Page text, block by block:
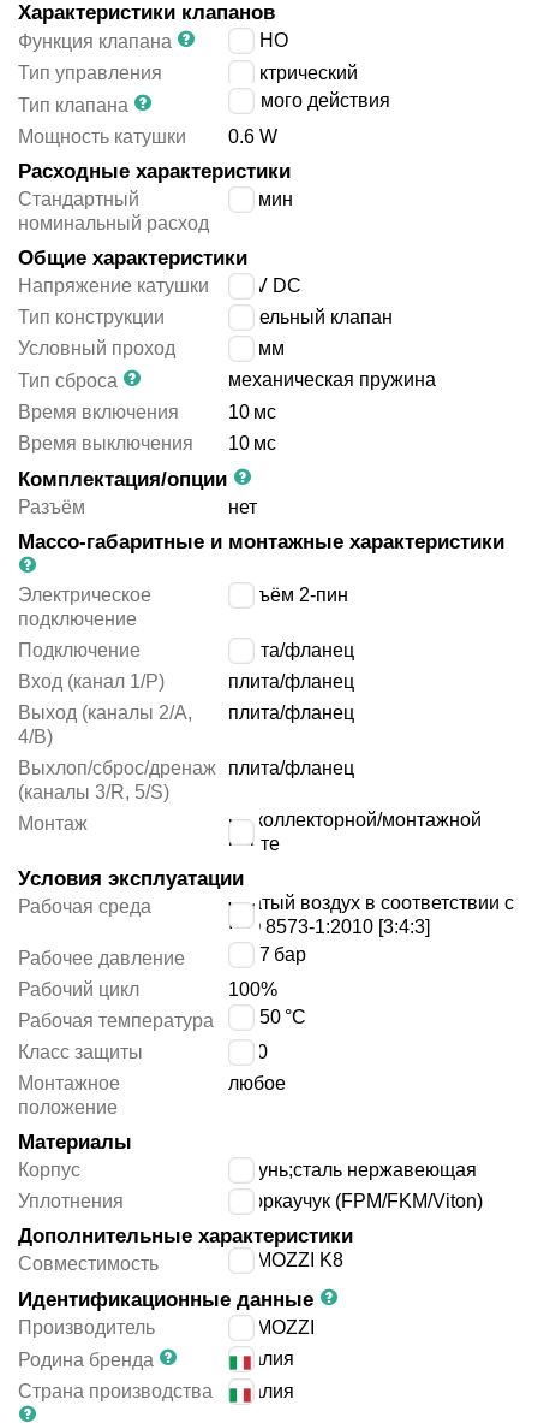
Характеристики клапанов
Функция клапана
3/2 НО
Тип управления
электрический
Тип клапана
прямого действия
Мощность катушки
0.6 W
Расходные характеристики
Стандартный
номинальный расход
л/мин
Общие характеристики
Напряжение катушки
12 V DC
Тип конструкции
седельный клапан
Условный проход
мм
Тип сброса
механическая пружина
Время включения
10 мс
Время выключения
10 мс
Комплектация/опции
Разъём нет
Массо-габаритные и монтажные характеристики
Электрическое
подключение
разъём 2-пин
Подключение
плита/фланец
Вход (канал 1/P)
плита/фланец
Выход (каналы 2/A,
4/B)
плита/фланец
Выхлоп/сброс/дренаж
(каналы 3/R, 5/S)
плита/фланец
Монтаж
на коллекторной/монтажной
плите
Условия эксплуатации
Рабочая среда
сжатый воздух в соответствии с
ISO 8573-1:2010 [3:4:3]
Рабочее давление
1 ÷ 7 бар
Рабочий цикл
100%
Рабочая температура
0 ÷ 50 °C
Класс защиты
IP00
Монтажное
положение
любое
Материалы
Корпус
латунь;сталь нержавеющая
Уплотнения
фторкаучук (FPM/FKM/Viton)
Дополнительные характеристики
Совместимость CAMOZZI K8
Идентификационные данные
Производитель
CAMOZZI
Родина бренда
Италия
Страна производства
Италия